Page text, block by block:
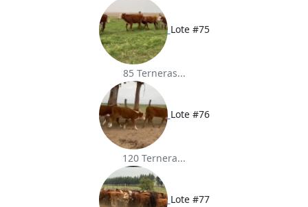
Lote #75
85 Terneras...
Lote #76
120 Ternera...
Lote #77